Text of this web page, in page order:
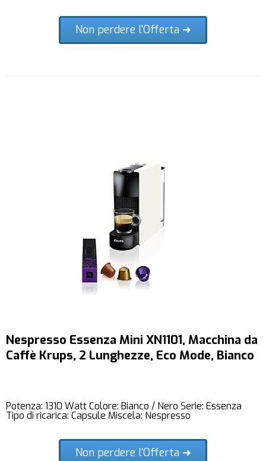
Non perdere l'Offerta ➜
Nespresso Essenza Mini XN1101, Macchina da
Caffè Krups, 2 Lunghezze, Eco Mode, Bianco
Potenza: 1310 Watt Colore: Bianco / Nero Serie: Essenza
Tipo di ricarica: Capsule Miscela: Nespresso
Non perdere l'Offerta ➜